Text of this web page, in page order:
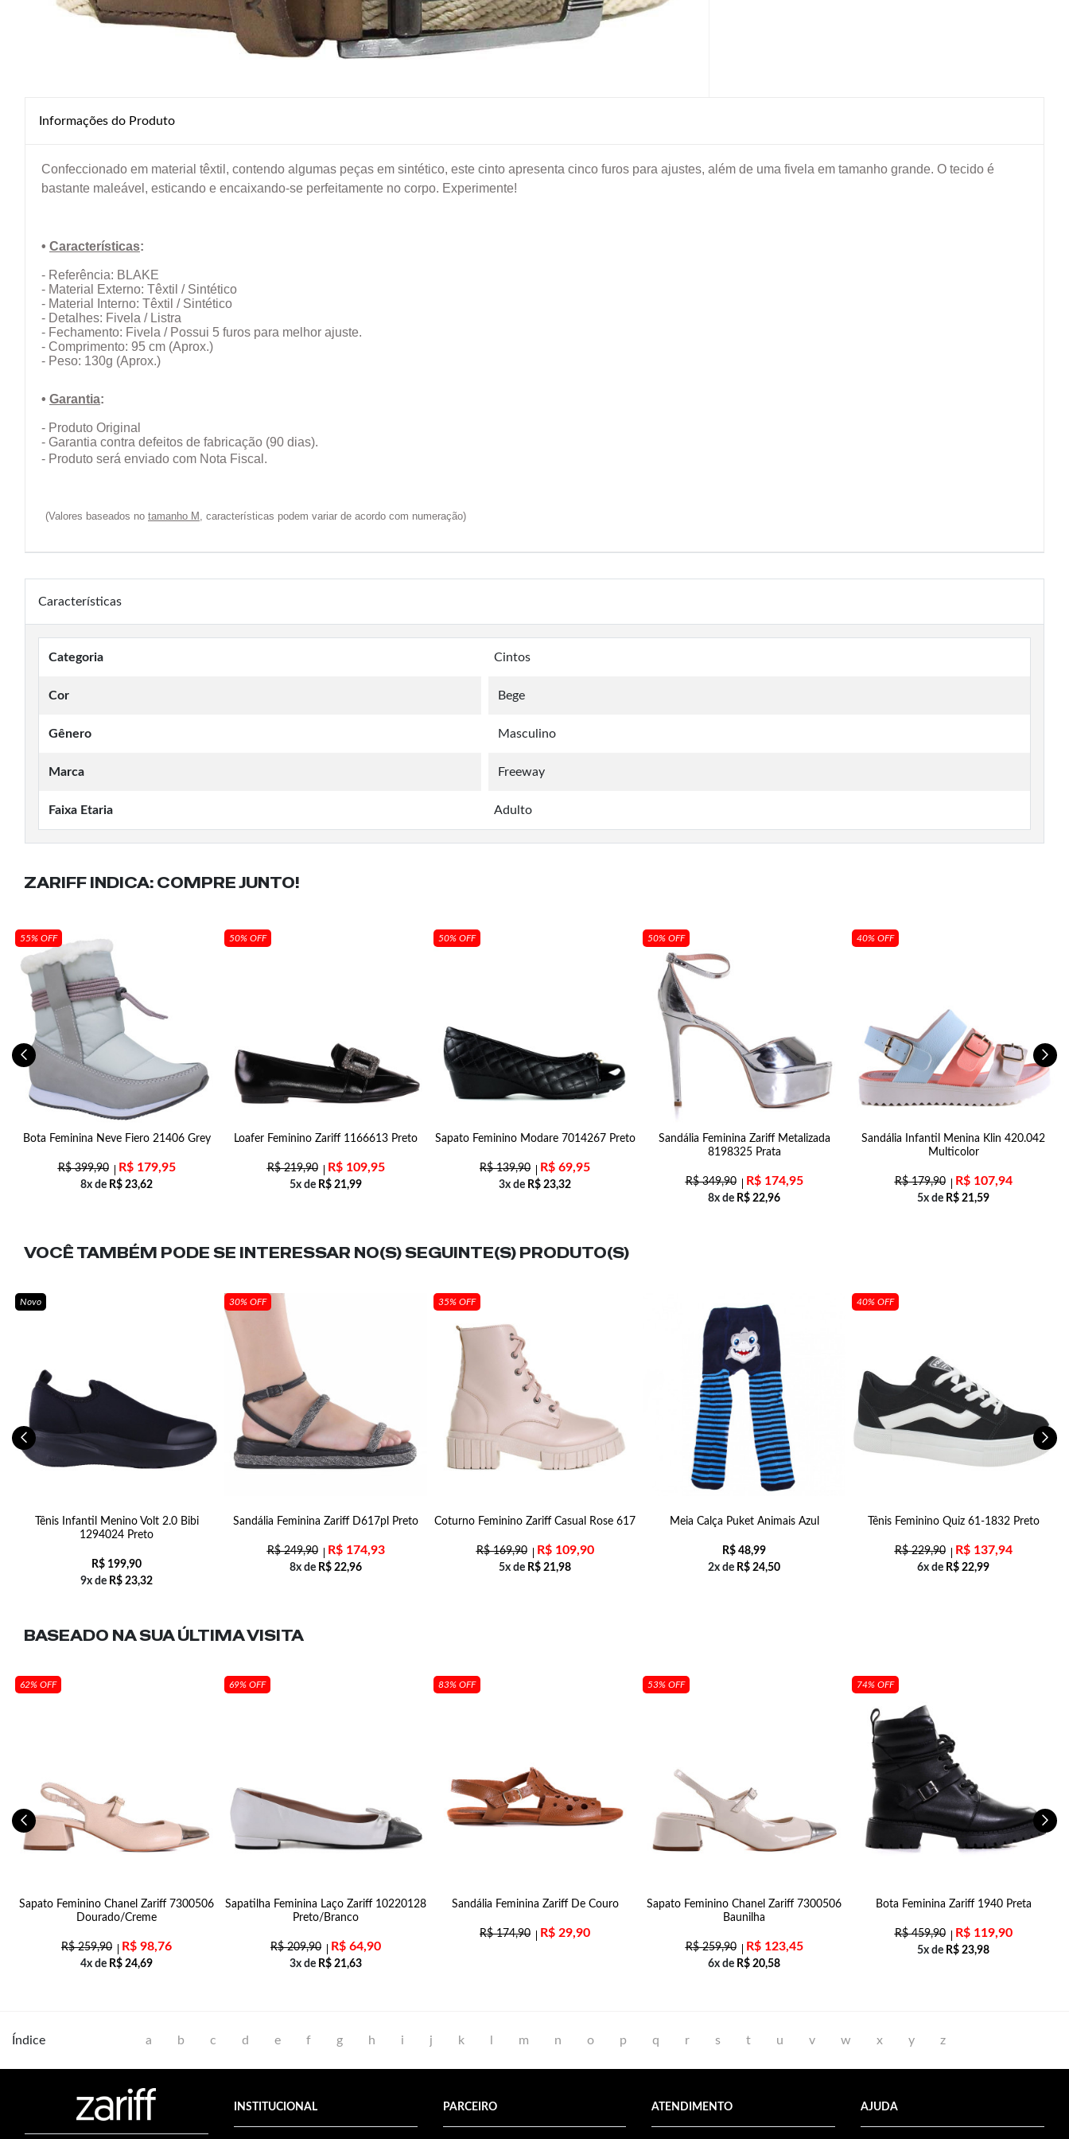
Informações do Produto
Confeccionado em material têxtil, contendo algumas peças em sintético, este cinto apresenta cinco furos para ajustes, além de uma fivela em tamanho grande. O tecido é
bastante maleável, esticando e encaixando-se perfeitamente no corpo. Experimente!
• Características:
- Referência: BLAKE
- Material Externo: Têxtil / Sintético
- Material Interno: Têxtil / Sintético
- Detalhes: Fivela / Listra
- Fechamento: Fivela / Possui 5 furos para melhor ajuste.
- Comprimento: 95 cm (Aprox.)
- Peso: 130g (Aprox.)
• Garantia:
- Produto Original
- Garantia contra defeitos de fabricação (90 dias).
- Produto será enviado com Nota Fiscal.
(Valores baseados no tamanho M , características podem variar de acordo com numeração)
Características
Categoria Cintos
Cor Bege
Gênero Masculino
Marca Freeway
Faixa Etaria Adulto
ZARIFF INDICA: COMPRE JUNTO!
55% OFF
Bota Feminina Neve Fiero 21406 Grey
R$399,90 R$179,95
8x de R$ 23,62
50% OFF
Loafer Feminino Zariff 1166613 Preto
R$219,90 R$109,95
5x de R$ 21,99
50% OFF
Sapato Feminino Modare 7014267 Preto
R$139,90 R$ 69,95
3x de R$ 23,32
50% OFF
Sandália Feminina Zariff Metalizada
8198325 Prata
R$349,90 R$174,95
8x de R$ 22,96
40% OFF
Sandália Infantil Menina Klin 420.042
Multicolor
R$179,90 R$107,94
5x de R$ 21,59
VOCÊ TAMBÉM PODE SE INTERESSAR NO(S) SEGUINTE(S) PRODUTO(S)
Novo
Tênis Infantil Menino Volt 2.0 Bibi
1294024 Preto
R$ 199,90
9x de R$ 23,32
30% OFF
Sandália Feminina Zariff D617pl Preto
R$249,90 R$174,93
8x de R$ 22,96
35% OFF
Coturno Feminino Zariff Casual Rose 617
R$169,90 R$109,90
5x de R$ 21,98
Meia Calça Puket Animais Azul
R$ 48,99
2x de R$ 24,50
40% OFF
Tênis Feminino Quiz 61-1832 Preto
R$229,90 R$137,94
6x de R$ 22,99
BASEADO NA SUAÚLTIMA VISITA
62% OFF
Sapato Feminino Chanel Zariff 7300506
Dourado/Creme
R$259,90 R$ 98,76
4x de R$ 24,69
69% OFF
Sapatilha Feminina Laço Zariff 10220128
Preto/Branco
R$209,90 R$ 64,90
3x de R$ 21,63
83% OFF
Sandália Feminina Zariff De Couro
R$174,90 R$ 29,90
53% OFF
Sapato Feminino Chanel Zariff 7300506
Baunilha
R$259,90 R$123,45
6x de R$ 20,58
74% OFF
Bota Feminina Zariff 1940 Preta
R$459,90 R$119,90
5x de R$ 23,98
Índice a b c d e f g h i j k m n o p q r s t u v w x y z
INSTITUCIONAL PARCEIRO ATENDIMENTO AJUDA